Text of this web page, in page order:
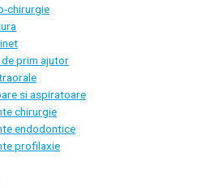
chirurgie
prim ajutor
si aspiratoare
chirurgie
endodontice
profilaxie